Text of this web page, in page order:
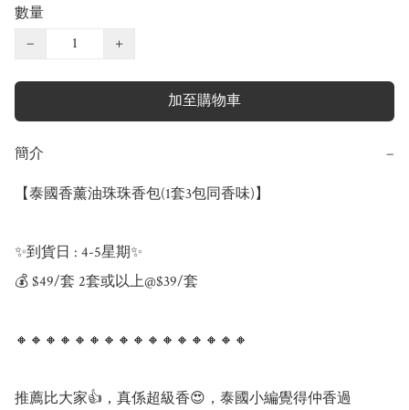
數量
−
+
加至購物車
簡介 −
【泰國香薰油珠珠香包(1套3包同香味)】
✨到貨日 : 4-5星期✨
💰 $49/套 2套或以上@$39/套
🔸🔸🔸🔸🔸🔸🔸🔸🔸🔸🔸🔸🔸🔸🔸🔸
推薦比大家👍，真係超級香😍，泰國小編覺得仲香過